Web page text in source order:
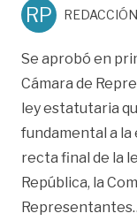
RP
Se aprobó en
Cámara de
ley estatutaria
fundamental a la
recta final de la
República, la
Representantes